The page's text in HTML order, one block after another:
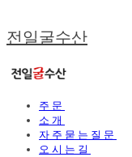
전일굴수산
주문
소개
자주묻는질문
오시는길